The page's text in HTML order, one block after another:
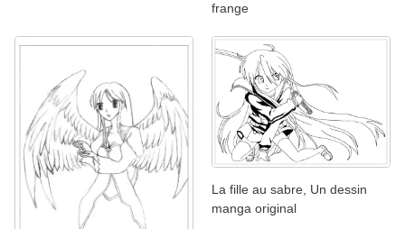
frange
La fille au sabre, Un dessin
manga original